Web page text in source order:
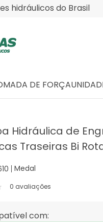
hidráulicos do Brasil
DE FORÇA
Hidráulica de
Traseiras Bi
Medal
0 avaliações
com: